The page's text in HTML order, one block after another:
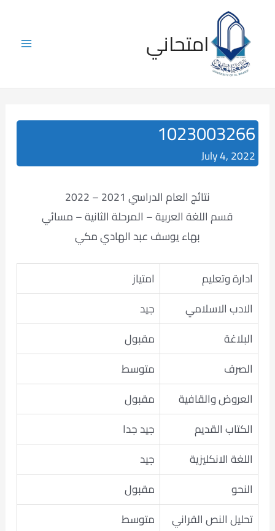
content
Main
امتحاني
1023003266
July 4, 2022
نتائج العام الدراسي 2021 – 2022
قسم اللغة العربية – المرحلة الثانية – مسائي
بهاء يوسف عبد الهادي مكي
ادارة وتعليم
امتياز
الادب الاسلامي
جيد
البلاغة
مقبول
الصرف
متوسط
العروض والقافية
مقبول
الكتاب القديم
جيد جدا
اللغة الانكليزية
جيد
النحو
مقبول
تحليل النص القراني
متوسط